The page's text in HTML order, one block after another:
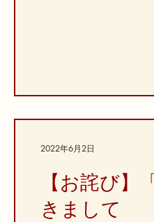
【お詫び
きまして
2022年6月2日